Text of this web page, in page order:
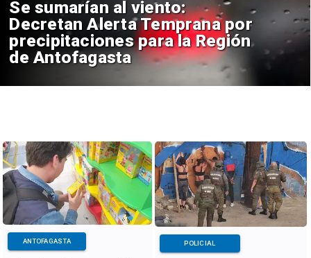
Se sumarían al viento:
Decretan Alerta Temprana por
precipitaciones para la Región
de Antofagasta
ANTOFAGASTA POLICIAL